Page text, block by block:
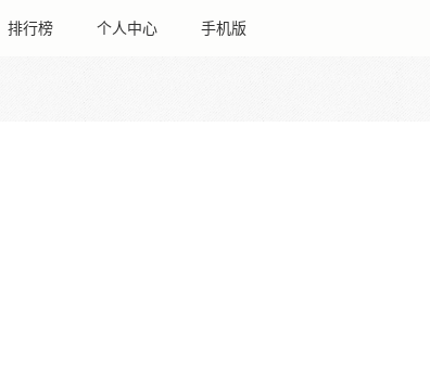
排行榜 个人中心 手机版